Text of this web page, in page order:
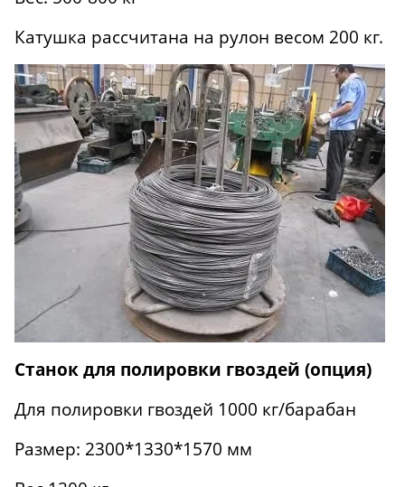
Катушка рассчитана на рулон весом 200 кг.
Станок для полировки гвоздей (опция)
Для полировки гвоздей 1000 кг/барабан
Размер: 2300*1330*1570 мм